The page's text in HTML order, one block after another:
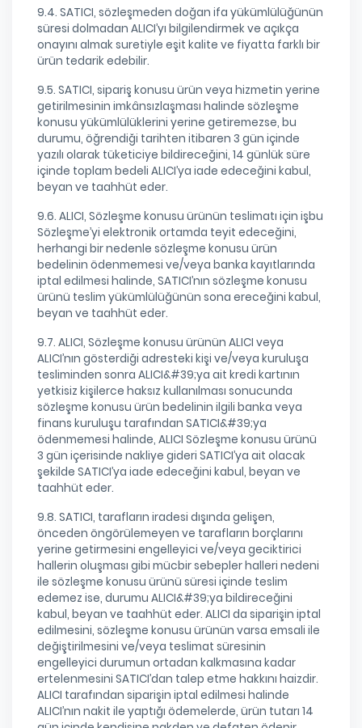
9.4. SATICI, sözleşmeden doğan ifa yükümlülüğünün
süresi dolmadan ALICI’yı bilgilendirmek ve açıkça
onayını almak suretiyle eşit kalite ve fiyatta farklı bir
ürün tedarik edebilir.
9.5. SATICI, sipariş konusu ürün veya hizmetin yerine
getirilmesinin imkânsızlaşması halinde sözleşme
konusu yükümlülüklerini yerine getiremezse, bu
durumu, öğrendiği tarihten itibaren 3 gün içinde
yazılı olarak tüketiciye bildireceğini, 14 günlük süre
içinde toplam bedeli ALICI’ya iade edeceğini kabul,
beyan ve taahhüt eder.
9.6. ALICI, Sözleşme konusu ürünün teslimatı için işbu
Sözleşme’yi elektronik ortamda teyit edeceğini,
herhangi bir nedenle sözleşme konusu ürün
bedelinin ödenmemesi ve/veya banka kayıtlarında
iptal edilmesi halinde, SATICI’nın sözleşme konusu
ürünü teslim yükümlülüğünün sona ereceğini kabul,
beyan ve taahhüt eder.
9.7. ALICI, Sözleşme konusu ürünün ALICI veya
ALICI’nın gösterdiği adresteki kişi ve/veya kuruluşa
tesliminden sonra ALICI&#39;ya ait kredi kartının
yetkisiz kişilerce haksız kullanılması sonucunda
sözleşme konusu ürün bedelinin ilgili banka veya
finans kuruluşu tarafından SATICI&#39;ya
ödenmemesi halinde, ALICI Sözleşme konusu ürünü
3 gün içerisinde nakliye gideri SATICI’ya ait olacak
şekilde SATICI’ya iade edeceğini kabul, beyan ve
taahhüt eder.
9.8. SATICI, tarafların iradesi dışında gelişen,
önceden öngörülemeyen ve tarafların borçlarını
yerine getirmesini engelleyici ve/veya geciktirici
hallerin oluşması gibi mücbir sebepler halleri nedeni
ile sözleşme konusu ürünü süresi içinde teslim
edemez ise, durumu ALICI&#39;ya bildireceğini
kabul, beyan ve taahhüt eder. ALICI da siparişin iptal
edilmesini, sözleşme konusu ürünün varsa emsali ile
değiştirilmesini ve/veya teslimat süresinin
engelleyici durumun ortadan kalkmasına kadar
ertelenmesini SATICI’dan talep etme hakkını haizdir.
ALICI tarafından siparişin iptal edilmesi halinde
ALICI’nın nakit ile yaptığı ödemelerde, ürün tutarı 14